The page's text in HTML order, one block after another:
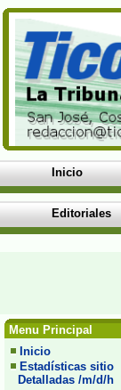
Inicio
Editoriales
Menu Principal
Inicio
Estadísticas sitio
Detalladas /m/d/h